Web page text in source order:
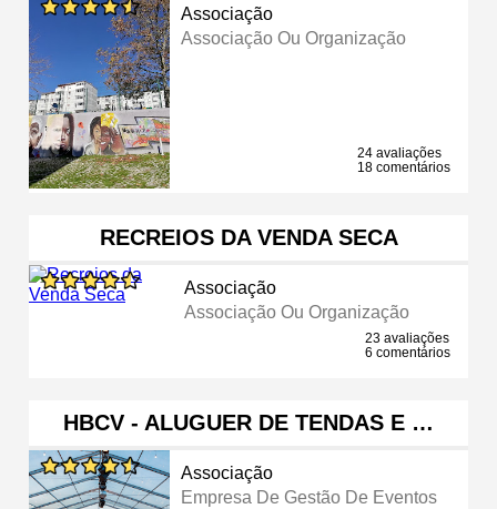
Associação
Associação Ou Organização
24 avaliações
18 comentários
RECREIOS DA VENDA SECA
Associação
Associação Ou Organização
23 avaliações
6 comentários
HBCV - ALUGUER DE TENDAS E …
Associação
Empresa De Gestão De Eventos